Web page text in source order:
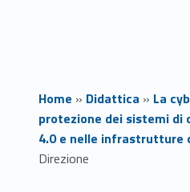
Home » Didattica » La
protezione dei sistemi di
4.0 e nelle infrastrutture
Direzione